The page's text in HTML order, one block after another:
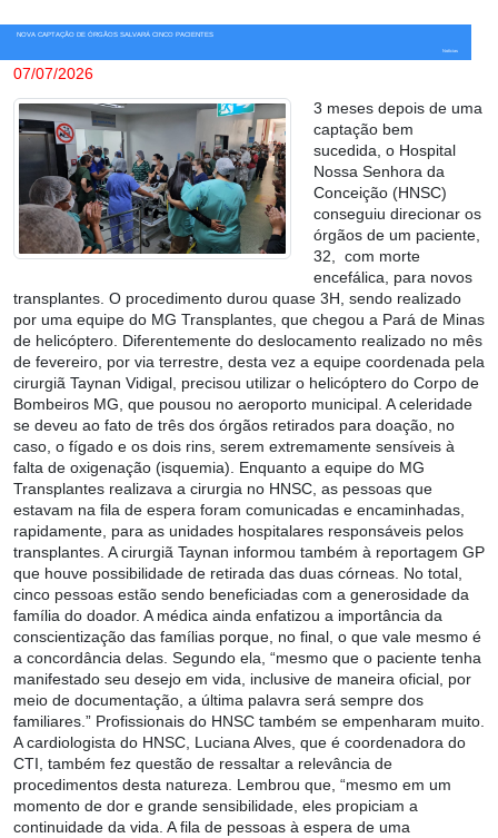
NOVA CAPTAÇÃO DE ÓRGÃOS SALVARÁ CINCO PACIENTES
Notícias
07/07/2026
3 meses depois de uma
captação bem
sucedida, o Hospital
Nossa Senhora da
Conceição (HNSC)
conseguiu direcionar os
órgãos de um paciente,
32, com morte
encefálica, para novos
transplantes. O procedimento durou quase 3H, sendo realizado
por uma equipe do MG Transplantes, que chegou a Pará de Minas
de helicóptero. Diferentemente do deslocamento realizado no mês
de fevereiro, por via terrestre, desta vez a equipe coordenada pela
cirurgiã Taynan Vidigal, precisou utilizar o helicóptero do Corpo de
Bombeiros MG, que pousou no aeroporto municipal. A celeridade
se deveu ao fato de três dos órgãos retirados para doação, no
caso, o fígado e os dois rins, serem extremamente sensíveis à
falta de oxigenação (isquemia). Enquanto a equipe do MG
Transplantes realizava a cirurgia no HNSC, as pessoas que
estavam na fila de espera foram comunicadas e encaminhadas,
rapidamente, para as unidades hospitalares responsáveis pelos
transplantes. A cirurgiã Taynan informou também à reportagem GP
que houve possibilidade de retirada das duas córneas. No total,
cinco pessoas estão sendo beneficiadas com a generosidade da
família do doador. A médica ainda enfatizou a importância da
conscientização das famílias porque, no final, o que vale mesmo é
a concordância delas. Segundo ela, “mesmo que o paciente tenha
manifestado seu desejo em vida, inclusive de maneira oficial, por
meio de documentação, a última palavra será sempre dos
familiares.” Profissionais do HNSC também se empenharam muito.
A cardiologista do HNSC, Luciana Alves, que é coordenadora do
CTI, também fez questão de ressaltar a relevância de
procedimentos desta natureza. Lembrou que, “mesmo em um
momento de dor e grande sensibilidade, eles propiciam a
continuidade da vida. A fila de pessoas à espera de uma